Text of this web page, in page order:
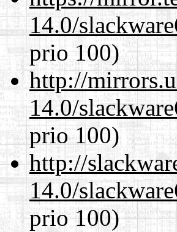
14.0/
prio 100)
http://
14.0/
prio 100)
http://
14.0/
prio 100)